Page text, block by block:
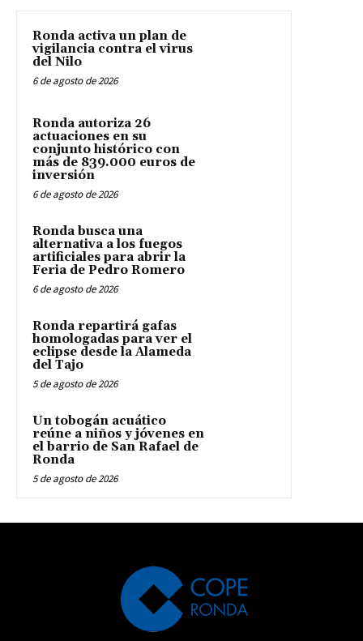
Ronda activa un plan de
vigilancia contra el virus
del Nilo
6 de agosto de 2026
Ronda autoriza 26
actuaciones en su
conjunto histórico con
más de 839.000 euros de
inversión
6 de agosto de 2026
Ronda busca una
alternativa a los fuegos
artificiales para abrir la
Feria de Pedro Romero
6 de agosto de 2026
Ronda repartirá gafas
homologadas para ver el
eclipse desde la Alameda
del Tajo
5 de agosto de 2026
Un tobogán acuático
reúne a niños y jóvenes en
el barrio de San Rafael de
Ronda
5 de agosto de 2026